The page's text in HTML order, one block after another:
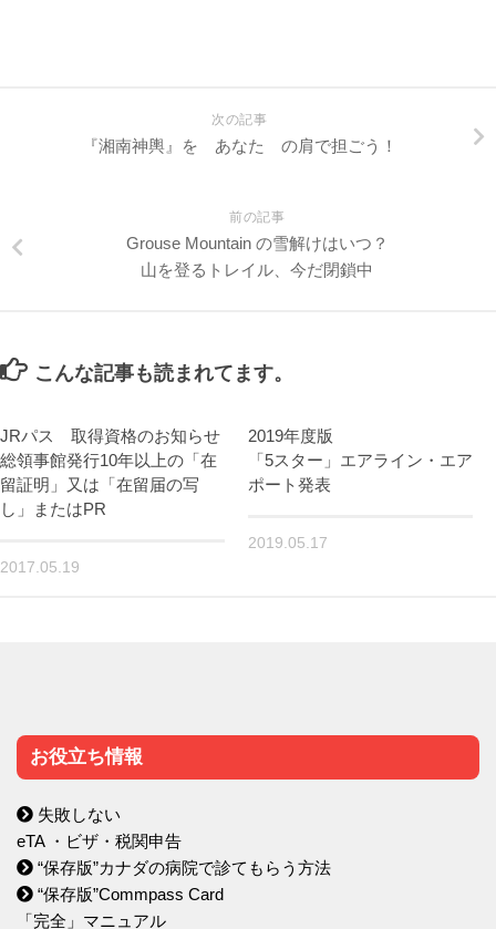
次の記事
『湘南神輿』を あなた の肩で担ごう！
前の記事
Grouse Mountain の雪解けはいつ？
山を登るトレイル、今だ閉鎖中
こんな記事も読まれてます。
JRパス 取得資格のお知らせ
総領事館発行10年以上の「在
留証明」又は「在留届の写
し」またはPR
2017.05.19
2019年度版
「5スター」エアライン・エア
ポート発表
2019.05.17
お役立ち情報
失敗しない
eTA ・ビザ・税関申告
“保存版”カナダの病院で診てもらう方法
“保存版”Commpass Card
「完全」マニュアル